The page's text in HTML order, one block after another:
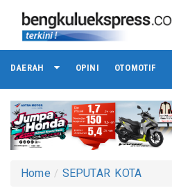
DAERAH OPINI OTOMOTIF
Home SEPUTAR KOTA